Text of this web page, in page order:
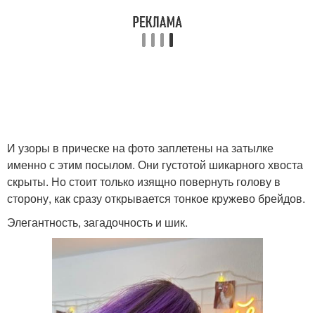
И узоры в прическе на фото заплетены на затылке
именно с этим посылом. Они густотой шикарного хвоста
скрыты. Но стоит только изящно повернуть голову в
сторону, как сразу открывается тонкое кружево брейдов.
Элегантность, загадочность и шик.